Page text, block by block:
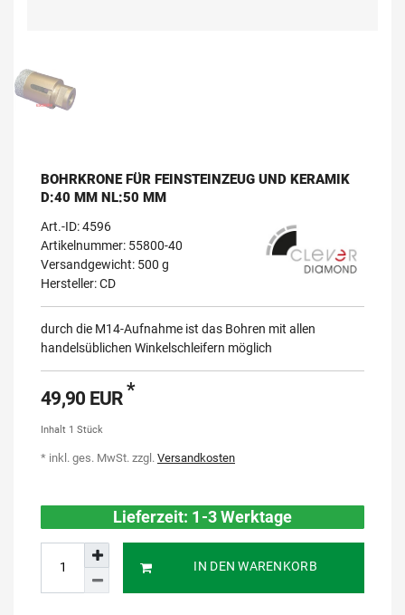
BOHRKRONE FÜR FEINSTEINZEUG UND KERAMIK
D:40 MM NL:50 MM
Art.-ID:4596
Artikelnummer: 55800-40
Versandgewicht: 500 g
Hersteller:CD
durch die M14-Aufnahme ist das Bohren mit allen
handelsüblichen Winkelschleifern möglich
49,90 EUR*
Inhalt 1 Stück
* inkl. ges. MwSt. zzgl. Versandkosten
Lieferzeit: 1-3 Werktage
IN DEN WARENKORB